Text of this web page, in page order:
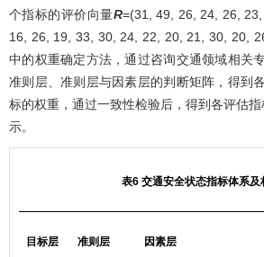
个指标的评价向量R=(31, 49, 26, 24, 26,
16, 26, 19, 33, 30, 24, 22, 20, 21, 30, 20,
中的权重确定方法，通过咨询交通领域相关
准则层、准则层与因素层的判断矩阵，得到
标的权重，通过一致性检验后，得到各评估
示。
表6 交通安全状态指标体系及
目标层 准则层 因素层